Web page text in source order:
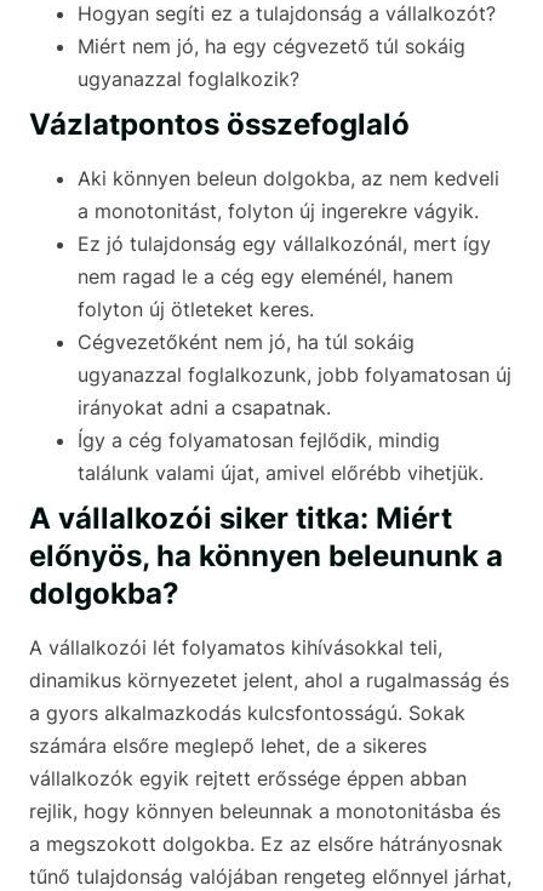
Hogyan segíti ez a tulajdonság a vállalkozót?
Miért nem jó, ha egy cégvezető túl sokáig
ugyanazzal foglalkozik?
Vázlatpontos összefoglaló
Aki könnyen beleun dolgokba, az nem kedveli
a monotonitást, folyton új ingerekre vágyik.
Ez jó tulajdonság egy vállalkozónál, mert így
nem ragad le a cég egy eleménél, hanem
folyton új ötleteket keres.
Cégvezetőként nem jó, ha túl sokáig
ugyanazzal foglalkozunk, jobb folyamatosan új
irányokat adni a csapatnak.
Így a cég folyamatosan fejlődik, mindig
találunk valami újat, amivel előrébb vihetjük.
A vállalkozói siker titka: Miért
előnyös, ha könnyen beleununk a
dolgokba?
A vállalkozói lét folyamatos kihívásokkal teli,
dinamikus környezetet jelent, ahol a rugalmasság és
a gyors alkalmazkodás kulcsfontosságú. Sokak
számára elsőre meglepő lehet, de a sikeres
vállalkozók egyik rejtett erőssége éppen abban
rejlik, hogy könnyen beleunnak a monotonitásba és
a megszokott dolgokba. Ez az elsőre hátrányosnak
tűnő tulajdonság valójában rengeteg előnnyel járhat,